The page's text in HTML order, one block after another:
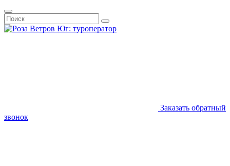
Заказать обратный
звонок